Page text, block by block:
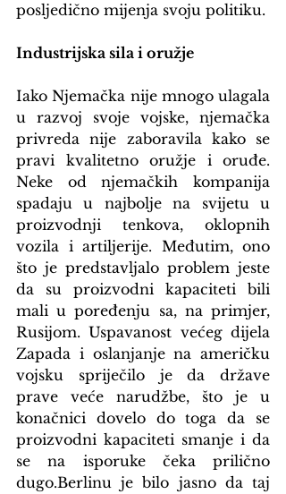
posljedično mijenja svoju politiku.
Industrijska sila i oružje
Iako Njemačka nije mnogo ulagala
u razvoj svoje vojske, njemačka
privreda nije zaboravila kako se
pravi kvalitetno oružje i oruđe.
Neke od njemačkih kompanija
spadaju u najbolje na svijetu u
proizvodnji tenkova, oklopnih
vozila i artiljerije. Međutim, ono
što je predstavljalo problem jeste
da su proizvodni kapaciteti bili
mali u poređenju sa, na primjer,
Rusijom. Uspavanost većeg dijela
Zapada i oslanjanje na američku
vojsku spriječilo je da države
prave veće narudžbe, što je u
konačnici dovelo do toga da se
proizvodni kapaciteti smanje i da
se na isporuke čeka prilično
dugo.Berlinu je bilo jasno da taj